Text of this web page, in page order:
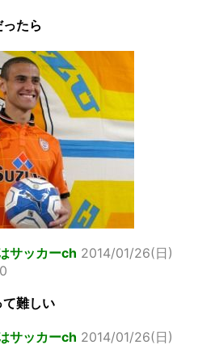
たら
サッカーch 2014/01/26(日)
難しい
サッカーch 2014/01/26(日)